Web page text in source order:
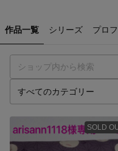
作品一覧 シリーズ プロ
SOLD